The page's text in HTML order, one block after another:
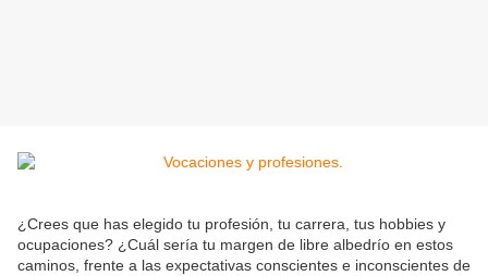
¿Crees que has elegido tu profesión, tu carrera, tus hobbies y
ocupaciones? ¿Cuál sería tu margen de libre albedrío en estos
caminos, frente a las expectativas conscientes e inconscientes de